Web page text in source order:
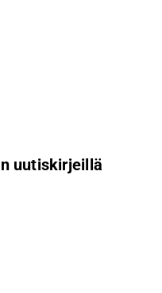
uutiskirjeillä